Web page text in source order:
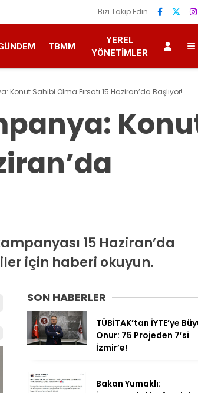
Bizi Takip Edin
TBMM
YEREL
YÖNETIMLER
Konut Sahibi Olma Fırsatı 15 Haziran’da Başlıyor!
15 Haziran’da
için haberi okuyun.
SON HABERLER
TÜBİTAK’tan İYTE’ye
Onur: 75 Projeden 7’si
İzmir’e!
Bakan Yumaklı: